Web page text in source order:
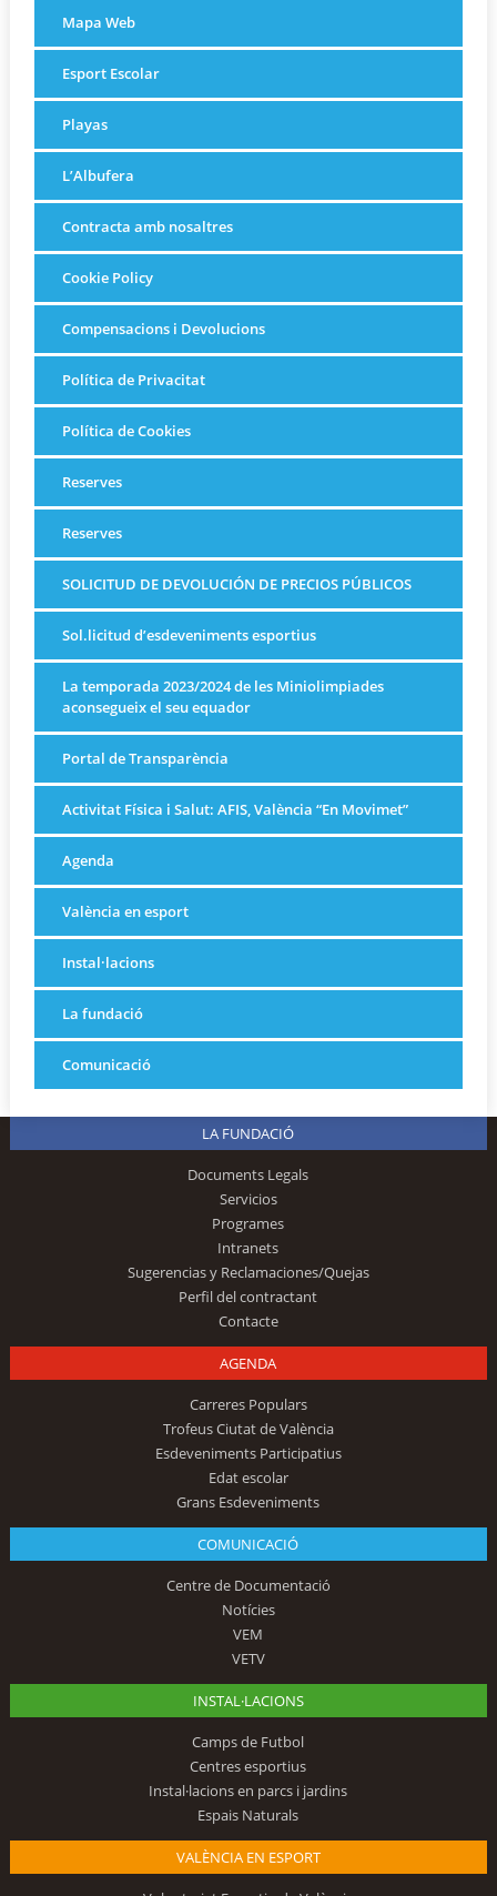
Mapa Web
Esport Escolar
Playas
L’Albufera
Contracta amb nosaltres
Cookie Policy
Compensacions i Devolucions
Política de Privacitat
Política de Cookies
Reserves
Reserves
SOLICITUD DE DEVOLUCIÓN DE PRECIOS PÚBLICOS
Sol.licitud d’esdeveniments esportius
La temporada 2023/2024 de les Miniolimpiades
aconsegueix el seu equador
Portal de Transparència
Activitat Física i Salut: AFIS, València “En Movimet”
Agenda
València en esport
Instal·lacions
La fundació
Comunicació
LA FUNDACIÓ
Documents Legals
Servicios
Programes
Intranets
Sugerencias y Reclamaciones/Quejas
Perfil del contractant
Contacte
AGENDA
Carreres Populars
Trofeus Ciutat de València
Esdeveniments Participatius
Edat escolar
Grans Esdeveniments
COMUNICACIÓ
Centre de Documentació
Notícies
VEM
VETV
INSTAL·LACIONS
Camps de Futbol
Centres esportius
Instal·lacions en parcs i jardins
Espais Naturals
VALÈNCIA EN ESPORT